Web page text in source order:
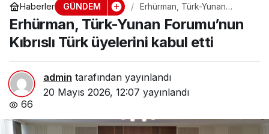
Haberler GÜNDEM
Erhürman, Türk-Yunan
üyelerini kabul etti
Erhürman, Türk-Yunan Forumu’nun
Kıbrıslı Türk üyelerini kabul etti
admin tarafından yayınlandı
20 Mayıs 2026, 12:07 yayınlandı
66